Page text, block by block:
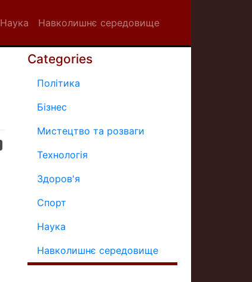
Наука Навколишнє середовище
Categories
Політика
Бізнес
Мистецтво та розваги
Технологія
Здоров'я
Спорт
Наука
Навколишнє середовище